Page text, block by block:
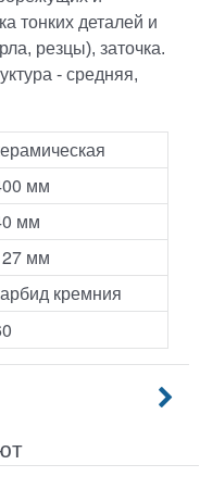
тонких деталей и
резцы), заточка.
- средняя,
мм
мм
мм
кремния